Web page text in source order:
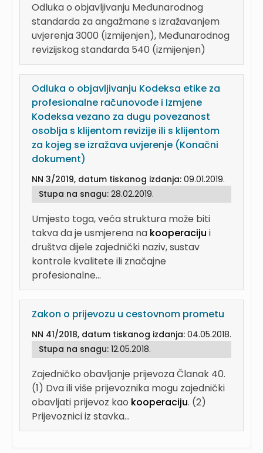
Odluka o objavljivanju Međunarodnog
standarda za angažmane s izražavanjem
uvjerenja 3000 (izmijenjen), Međunarodnog
revizijskog standarda 540 (izmijenjen)
Odluka o objavljivanju Kodeksa etike za
profesionalne računovođe i Izmjene
Kodeksa vezano za dugu povezanost
osoblja s klijentom revizije ili s klijentom
za kojeg se izražava uvjerenje (Konačni
dokument)
NN 3/2019, datum tiskanog izdanja: 09.01.2019.
Stupa na snagu: 28.02.2019.
Umjesto toga, veća struktura može biti
takva da je usmjerena na kooperaciju i
društva dijele zajednički naziv, sustav
kontrole kvalitete ili značajne
profesionalne...
Zakon o prijevozu u cestovnom prometu
NN 41/2018, datum tiskanog izdanja: 04.05.2018.
Stupa na snagu: 12.05.2018.
Zajedničko obavljanje prijevoza Članak 40.
(1) Dva ili više prijevoznika mogu zajednički
obavljati prijevoz kao kooperaciju. (2)
Prijevoznici iz stavka...